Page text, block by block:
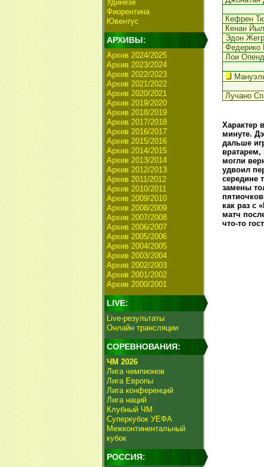
Удинезе
Фиорентина
Ювентус
АРХИВЫ:
Архив 2024/2025
Архив 2023/2024
Архив 2022/2023
Архив 2021/2022
Архив 2020/2021
Архив 2019/2020
Архив 2018/2019
Архив 2017/2018
Архив 2016/2017
Архив 2015/2016
Архив 2014/2015
Архив 2013/2014
Архив 2012/2013
Архив 2011/2012
Архив 2010/2011
Архив 2009/2010
Архив 2008/2009
Архив 2007/2008
Архив 2006/2007
Архив 2005/2006
Архив 2004/2005
Архив 2003/2004
Архив 2002/2003
Архив 2001/2002
Архив 2000/2001
LIVE:
Live-результаты
Онлайн трансляции
СОРЕВНОВАНИЯ:
ЧМ 2026
Лига чемпионов
Лига Европы
Лига конференций
Лига наций
Клубный ЧМ
Суперкубок УЕФА
Межконтинентальный
кубок
РОССИЯ:
Кефрен
Кенан
Эдон
Федерико
Лои
Лучано
Характер
минуте.
дальше
могли
удвоил
середине
замены
как раз с
матч
что-то